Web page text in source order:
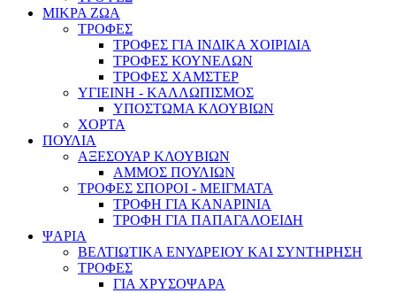
ΜΙΚΡΑ ΖΩΑ
ΤΡΟΦΕΣ
ΤΡΟΦΕΣ ΓΙΑ ΙΝΔΙΚΑ ΧΟΙΡΙΔΙΑ
ΤΡΟΦΕΣ ΚΟΥΝΕΛΩΝ
ΤΡΟΦΕΣ ΧΑΜΣΤΕΡ
ΥΓΙΕΙΝΗ - ΚΑΛΛΩΠΙΣΜΟΣ
ΥΠΟΣΤΩΜΑ ΚΛΟΥΒΙΩΝ
ΧΟΡΤΑ
ΠΟΥΛΙΑ
ΑΞΕΣΟΥΑΡ ΚΛΟΥΒΙΩΝ
ΑΜΜΟΣ ΠΟΥΛΙΩΝ
ΤΡΟΦΕΣ ΣΠΟΡΟΙ - ΜΕΙΓΜΑΤΑ
ΤΡΟΦΗ ΓΙΑ ΚΑΝΑΡΙΝΙΑ
ΤΡΟΦΗ ΓΙΑ ΠΑΠΑΓΑΛΟΕΙΔΗ
ΨΑΡΙΑ
ΒΕΛΤΙΩΤΙΚΑ ΕΝΥΔΡΕΙΟΥ ΚΑΙ ΣΥΝΤΗΡΗΣΗ
ΤΡΟΦΕΣ
ΓΙΑ ΧΡΥΣΟΨΑΡΑ